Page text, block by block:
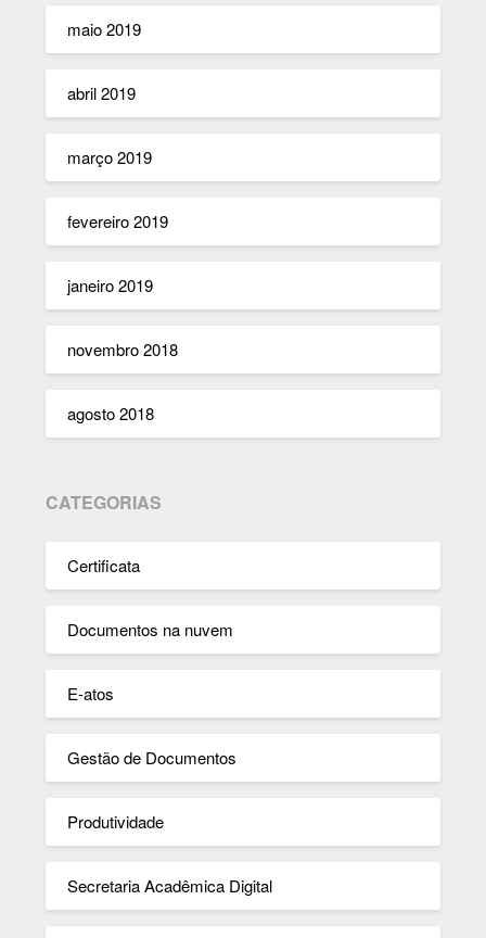
maio 2019
abril 2019
março 2019
fevereiro 2019
janeiro 2019
novembro 2018
agosto 2018
CATEGORIAS
Certificata
Documentos na nuvem
E-atos
Gestão de Documentos
Produtividade
Secretaria Acadêmica Digital